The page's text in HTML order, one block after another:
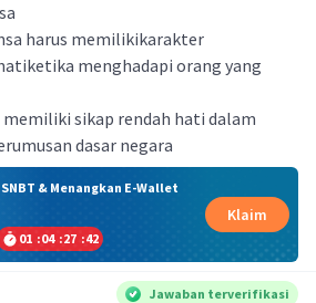
harus memilikikarakter
menghadapi orang yang
memiliki sikap rendah hati dalam
dasar negara
& Menangkan E-Wallet
01 :04 :27 :42
Klaim
Jawaban terverifikasi